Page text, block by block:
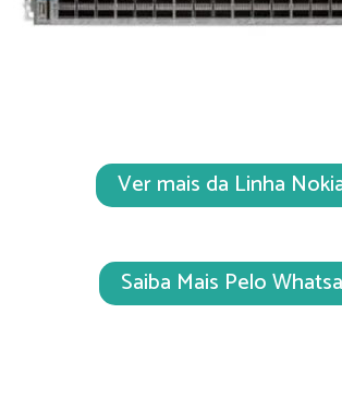
Ver mais da Linha
Saiba Mais Pelo